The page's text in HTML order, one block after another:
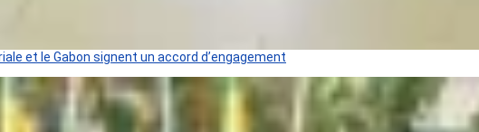
et le Gabon signent un accord d’engagement